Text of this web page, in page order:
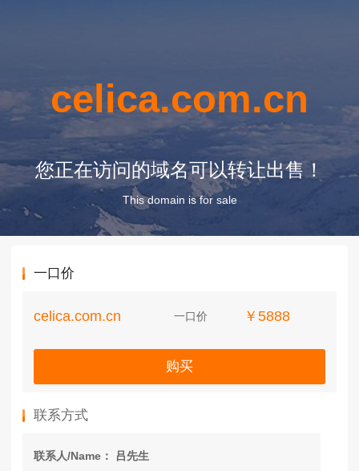
celica.com.cn
您正在访问的域名可以转让出售！
This domain is for sale
一口价
celica.com.cn 一口价 ￥5888
购买
联系方式
联系人/Name： 吕先生